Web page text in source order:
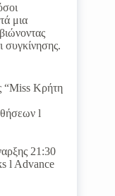
μια
συγκίνησης.
“Miss Κρήτη
l
21:30
l Advance